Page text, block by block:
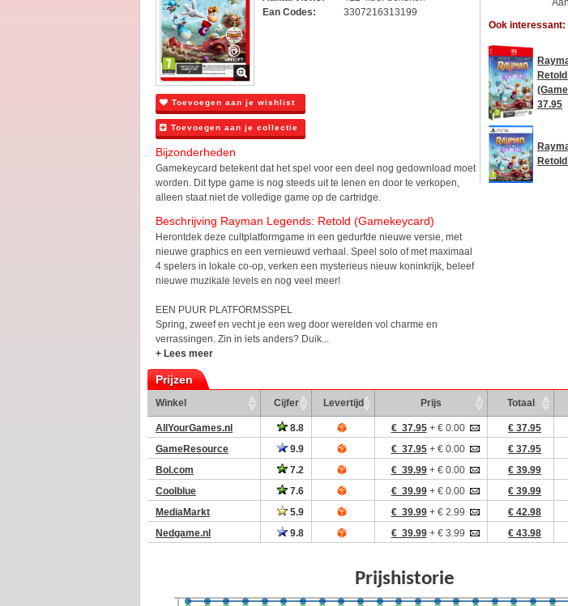
Ean Codes:
3307216313199
Toevoegen aan je wishlist
Toevoegen aan je collectie
Bijzonderheden
Gamekeycard betekent dat het spel voor een deel nog gedownload moet
worden. Dit type game is nog steeds uit te lenen en door te verkopen,
alleen staat niet de volledige game op de cartridge.
Beschrijving Rayman Legends: Retold (Gamekeycard)
Herontdek deze cultplatformgame in een gedurfde nieuwe versie, met
nieuwe graphics en een vernieuwd verhaal. Speel solo of met maximaal
4 spelers in lokale co-op, verken een mysterieus nieuw koninkrijk, beleef
nieuwe muzikale levels en nog veel meer!
EEN PUUR PLATFORMSSPEL
Spring, zweef en vecht je een weg door werelden vol charme en
verrassingen. Zin in iets anders? Duik...
+ Lees meer
Ook interessant:
37.95
Prijzen
Winkel
Cijfer Levertijd Prijs Totaal
AllYourGames.nl 8.8 € 37.95+ € 0.00 € 37.95
GameResource
9.9 € 37.95+ € 0.00 € 37.95
Bol.com
7.2 € 39.99+ € 0.00 € 39.99
Coolblue
7.6 € 39.99+ € 0.00 € 39.99
MediaMarkt
5.9 € 39.99+ € 2.99 € 42.98
Nedgame.nl
9.8 € 39.99+ € 3.99 € 43.98